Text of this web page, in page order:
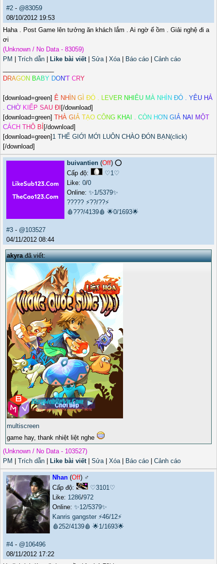
#2 - @83059
08/10/2012 19:53
Haha . Post Game lên tưởng ăn khách lắm . Ai ngờ ế ồm . Giải nghệ đi a
ơi
(Unknown / No Data - 83059)
PM
Trích dẫn Like bài viết| Sửa| Xóa| Báo cáo
Cảnh cáo
DRAGON BABY DON'T CRY
[download=green] Ê N H N G ĐÓ . LEVER N H ÊU MÀ N H N ĐÓ . YÊU HẢ
. CHỜ K ẾP SAU Đ [/download]
[download=green] THÀ G Ả TẠO CÔNG KHA . CÒN HƠN G Ả NA MỘT
CÁCH THÔ B [/download]
[download=green] 1 THẾ GIỚI MỚI LUÔN CHÀO ĐÓN BẠN(click)
[/download]
buivantien (Off) ⭕️
Cấp độ:
♡1♡
Like: 0/0
Online: ✨1/5379✨
????? ⚡??/??⚡
🩸???/4139🩸 🌟0/1693🌟
#3 - @103527
04/11/2012 08:44
akyrađã viết:
multiscreen
game hay, thank nhiệt liệt nghe
(Unknown / No Data - 103527)
PM
Trích dẫn Like bài viết| Sửa| Xóa| Báo cáo Cảnh cáo
Nhan (Off) ♂️
Cấp độ:
♡3101♡
Like: 1286/972
Online: ✨12/5379✨
Kanris gangster ⚡46/12⚡
🩸252/4139🩸 🌟1/1693🌟
#4 - @106496
08/11/2012 17:22